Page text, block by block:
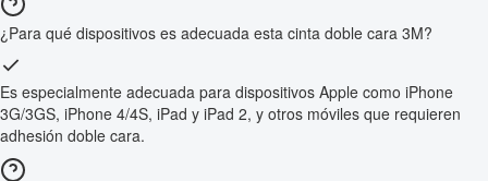
¿Para qué dispositivos es adecuada esta cinta doble cara 3M?
Es especialmente adecuada para dispositivos Apple como iPhone
3G/3GS, iPhone 4/4S, iPad y iPad 2, y otros móviles que requieren
adhesión doble cara.